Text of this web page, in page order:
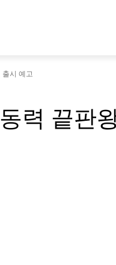
시 예고
력 끝판